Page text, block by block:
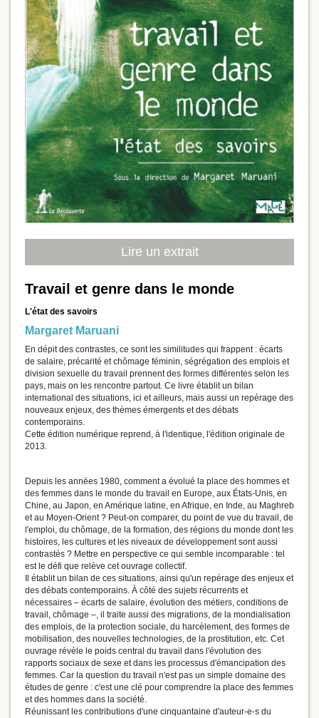
Lire un extrait
Travail et genre dans le monde
L'état des savoirs
Margaret Maruani
En dépit des contrastes, ce sont les similitudes qui frappent : écarts
de salaire, précarité et chômage féminin, ségrégation des emplois et
division sexuelle du travail prennent des formes différentes selon les
pays, mais on les rencontre partout. Ce livre établit un bilan
international des situations, ici et ailleurs, mais aussi un repérage des
nouveaux enjeux, des thèmes émergents et des débats
contemporains.
Cette édition numérique reprend, à l'identique, l'édition originale de
2013.
Depuis les années 1980, comment a évolué la place des hommes et
des femmes dans le monde du travail en Europe, aux États-Unis, en
Chine, au Japon, en Amérique latine, en Afrique, en Inde, au Maghreb
et au Moyen-Orient ? Peut-on comparer, du point de vue du travail, de
l'emploi, du chômage, de la formation, des régions du monde dont les
histoires, les cultures et les niveaux de développement sont aussi
contrastés ? Mettre en perspective ce qui semble incomparable : tel
est le défi que relève cet ouvrage collectif.
Il établit un bilan de ces situations, ainsi qu'un repérage des enjeux et
des débats contemporains. À côté des sujets récurrents et
nécessaires – écarts de salaire, évolution des métiers, conditions de
travail, chômage –, il traite aussi des migrations, de la mondialisation
des emplois, de la protection sociale, du harcèlement, des formes de
mobilisation, des nouvelles technologies, de la prostitution, etc. Cet
ouvrage révèle le poids central du travail dans l'évolution des
rapports sociaux de sexe et dans les processus d'émancipation des
femmes. Car la question du travail n'est pas un simple domaine des
études de genre : c'est une clé pour comprendre la place des femmes
et des hommes dans la société.
Réunissant les contributions d'une cinquantaine d'auteur-e-s du